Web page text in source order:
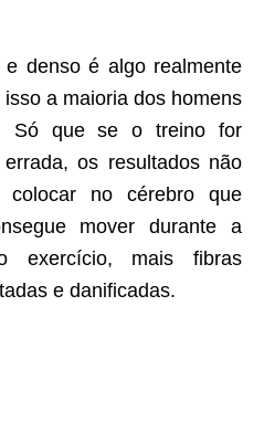
denso é algo realmente
a maioria dos homens
Só que se o treino for
os resultados não
no cérebro que
mover durante a
exercício, mais fibras
e danificadas.